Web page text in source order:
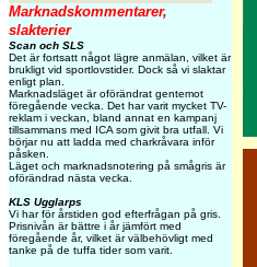
Marknadskommentarer,
slakterier
Scan och SLS
Det är fortsatt något lägre anmälan, vilket är
brukligt vid sportlovstider. Dock så vi slaktar
enligt plan.
Marknadsläget är oförändrat gentemot
föregående vecka. Det har varit mycket TV-
reklam i veckan, bland annat en kampanj
tillsammans med ICA som givit bra utfall. Vi
börjar nu att ladda med charkråvara inför
påsken.
Läget och marknadsnotering på smågris är
oförändrad nästa vecka.
KLS Ugglarps
Vi har för årstiden god efterfrågan på gris.
Prisnivån är bättre i år jämfört med
föregående år, vilket är välbehövligt med
tanke på de tuffa tider som varit.